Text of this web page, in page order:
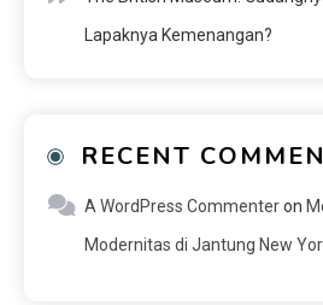
Lapaknya Kemenangan?
RECENT
A WordPress Commenteron
Modernitas di Jantung New